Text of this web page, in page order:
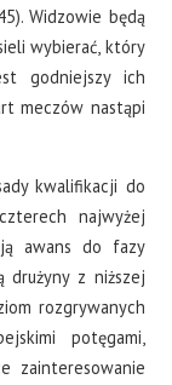
Widzowie będą
wybierać, który
godniejszy ich
meczów nastąpi
kwalifikacji do
najwyżej
awans do fazy
drużyny z niższej
rozgrywanych
potęgami,
zainteresowanie